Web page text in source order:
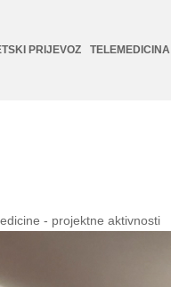
PRIJEVOZ TELEMEDICINA
- projektne aktivnosti